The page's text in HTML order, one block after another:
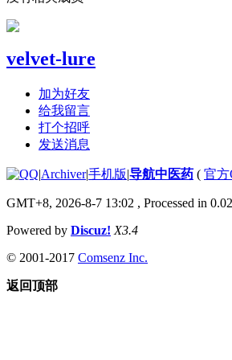
velvet-lure
加为好友
给我留言
打个招呼
发送消息
|Archiver|手机版|导航中医药 ( 官方
GMT+8, 2026-8-7 13:02 , Processed in
Powered by Discuz! X3.4
© 2001-2017 Comsenz Inc.
返回顶部